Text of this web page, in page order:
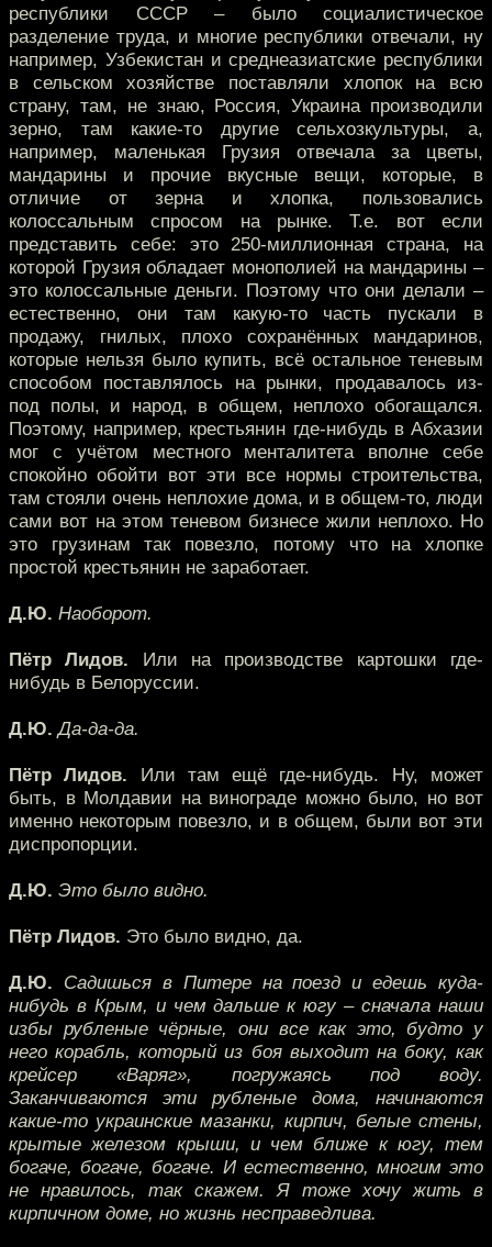
республики СССР – было социалистическое
разделение труда, и многие республики отвечали, ну
например, Узбекистан и среднеазиатские республики
в сельском хозяйстве поставляли хлопок на всю
страну, там, не знаю, Россия, Украина производили
зерно, там какие-то другие сельхозкультуры, а,
например, маленькая Грузия отвечала за цветы,
мандарины и прочие вкусные вещи, которые, в
отличие от зерна и хлопка, пользовались
колоссальным спросом на рынке. Т.е. вот если
представить себе: это 250-миллионная страна, на
которой Грузия обладает монополией на мандарины –
это колоссальные деньги. Поэтому что они делали –
естественно, они там какую-то часть пускали в
продажу, гнилых, плохо сохранённых мандаринов,
которые нельзя было купить, всё остальное теневым
способом поставлялось на рынки, продавалось из-
под полы, и народ, в общем, неплохо обогащался.
Поэтому, например, крестьянин где-нибудь в Абхазии
мог с учётом местного менталитета вполне себе
спокойно обойти вот эти все нормы строительства,
там стояли очень неплохие дома, и в общем-то, люди
сами вот на этом теневом бизнесе жили неплохо. Но
это грузинам так повезло, потому что на хлопке
простой крестьянин не заработает.
Д.Ю. Наоборот.
Пётр Лидов. Или на производстве картошки где-
нибудь в Белоруссии.
Д.Ю. Да-да-да.
Пётр Лидов. Или там ещё где-нибудь. Ну, может
быть, в Молдавии на винограде можно было, но вот
именно некоторым повезло, и в общем, были вот эти
диспропорции.
Д.Ю. Это было видно.
Пётр Лидов. Это было видно, да.
Д.Ю. Садишься в Питере на поезд и едешь куда-
нибудь в Крым, и чем дальше к югу – сначала наши
избы рубленые чёрные, они все как это, будто у
него корабль, который из боя выходит на боку, как
крейсер «Варяг», погружаясь под воду.
Заканчиваются эти рубленые дома, начинаются
какие-то украинские мазанки, кирпич, белые стены,
крытые железом крыши, и чем ближе к югу, тем
богаче, богаче, богаче. И естественно, многим это
не нравилось, так скажем. Я тоже хочу жить в
кирпичном доме, но жизнь несправедлива.